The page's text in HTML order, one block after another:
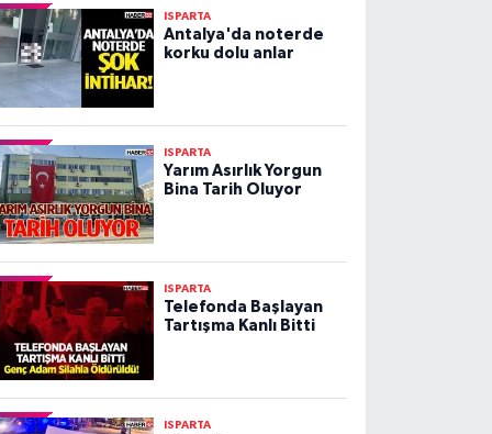
ISPARTA
Antalya'da noterde
korku dolu anlar
ISPARTA
Yarım Asırlık Yorgun
Bina Tarih Oluyor
ISPARTA
Telefonda Başlayan
Tartışma Kanlı Bitti
ISPARTA